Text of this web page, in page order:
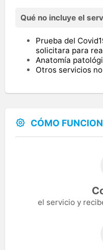
Qué no incluye el
Prueba del
solicitara para
Anatomía
Otros servicios
CÓMO
el servicio y